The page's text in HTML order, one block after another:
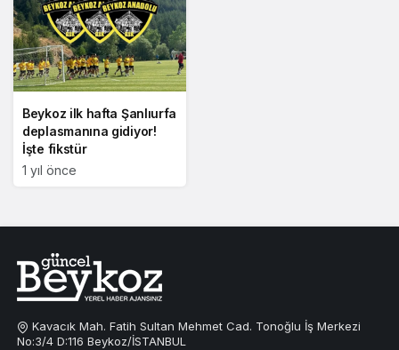
Beykoz ilk hafta Şanlıurfa
deplasmanına gidiyor!
İşte fikstür
1 yıl önce
Kavacık Mah. Fatih Sultan Mehmet Cad. Tonoğlu İş Merkezi
No:3/4 D:116 Beykoz/İSTANBUL